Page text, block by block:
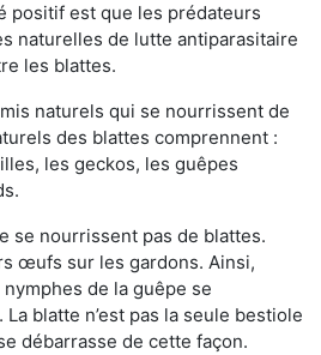
positif est que les prédateurs
naturelles de lutte antiparasitaire
les blattes.
naturels qui se nourrissent de
des blattes comprennent :
les geckos, les guêpes
se nourrissent pas de blattes.
œufs sur les gardons. Ainsi,
de la guêpe se
blatte n’est pas la seule bestiole
débarrasse de cette façon.